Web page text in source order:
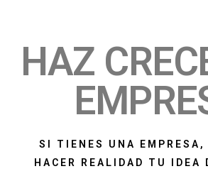
HAZ
SI TIENES UNA EMPRESA,
HACER REALIDAD TU IDEA